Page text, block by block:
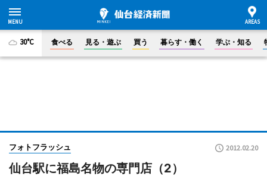
30°C 食べる 見る・遊ぶ 買う 暮らす・働く 学ぶ・知る
フォトフラッシュ 2012.02.20
仙台駅に福島名物の専門店（2）